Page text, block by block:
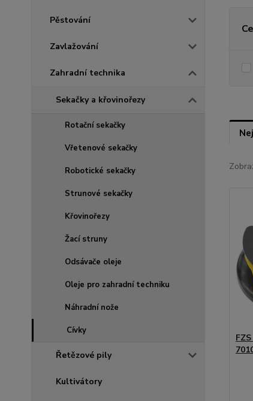
Pěstování
Zavlažování
Zahradní technika
Sekačky a křovinořezy
Rotační sekačky
Vřetenové sekačky
Robotické sekačky
Strunové sekačky
Křovinořezy
Žací struny
Odsávače oleje
Oleje pro zahradní techniku
Náhradní nože
Cívky
Řetězové pily
Kultivátory